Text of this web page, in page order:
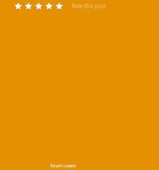
Rate this post
Advertisement